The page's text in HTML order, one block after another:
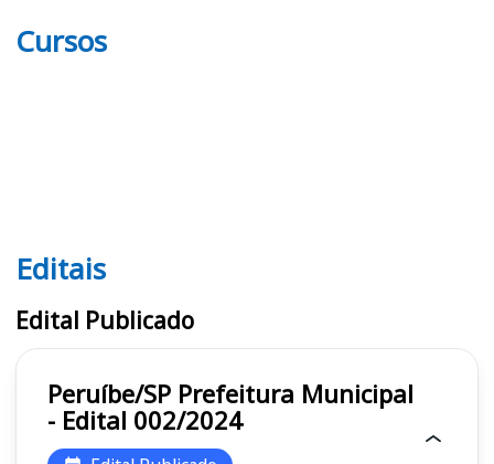
Cursos
Editais
Editais
Edital Publicado
Peruíbe/SP Prefeitura Municipal
- Edital 002/2024